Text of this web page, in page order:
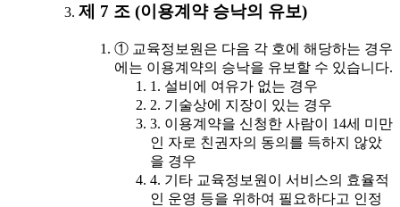
제 7 조 (이용계약 승낙의 유보)
① 교육정보원은 다음 각 호에 해당하는 경우
에는 이용계약의 승낙을 유보할 수 있습니다.
1. 설비에 여유가 없는 경우
2. 기술상에 지장이 있는 경우
3. 이용계약을 신청한 사람이 14세 미만
인 자로 친권자의 동의를 득하지 않았
을 경우
4. 기타 교육정보원이 서비스의 효율적
인 운영 등을 위하여 필요하다고 인정